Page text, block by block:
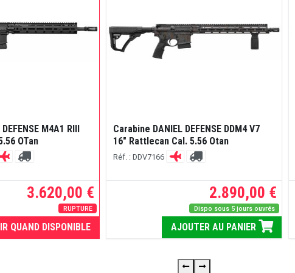
M4A1 RIII
OTan
3.620,00 €
RUPTURE
QUAND DISPONIBLE
Carabine DANIEL DEFENSE DDM4 V7
16" Rattlecan Cal. 5.56 Otan
Réf. : DDV7166
2.890,00 €
Dispo sous 5 jours ouvrés
AJOUTER AU PANIER